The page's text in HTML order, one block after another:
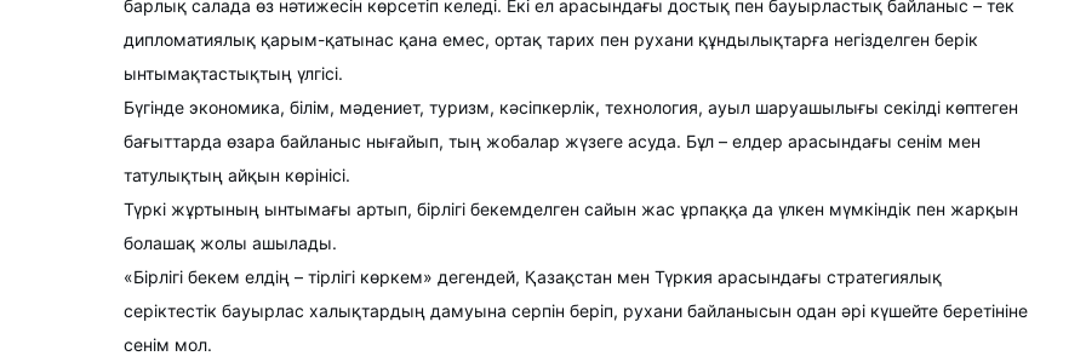
барлық салада өз нәтижесін көрсетіп келеді. Екі ел арасындағы достық пен бауырластық байланыс – тек
дипломатиялық қарым-қатынас қана емес, ортақ тарих пен рухани құндылықтарға негізделген берік
ынтымақтастықтың үлгісі.
Бүгінде экономика, білім, мәдениет, туризм, кәсіпкерлік, технология, ауыл шаруашылығы секілді көптеген
бағыттарда өзара байланыс нығайып, тың жобалар жүзеге асуда. Бұл – елдер арасындағы сенім мен
татулықтың айқын көрінісі.
Түркі жұртының ынтымағы артып, бірлігі бекемделген сайын жас ұрпаққа да үлкен мүмкіндік пен жарқын
болашақ жолы ашылады.
«Бірлігі бекем елдің – тірлігі көркем» дегендей, Қазақстан мен Түркия арасындағы стратегиялық
серіктестік бауырлас халықтардың дамуына серпін беріп, рухани байланысын одан әрі күшейте беретініне
сенім мол.